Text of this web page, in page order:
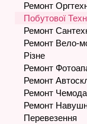
Ремонт
Побутової
Ремонт
Ремонт Вело-
Різне
Ремонт
Ремонт
Ремонт
Ремонт
Перевезення